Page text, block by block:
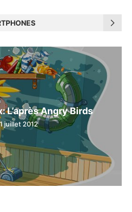
L’après Angry Birds
juillet 2012